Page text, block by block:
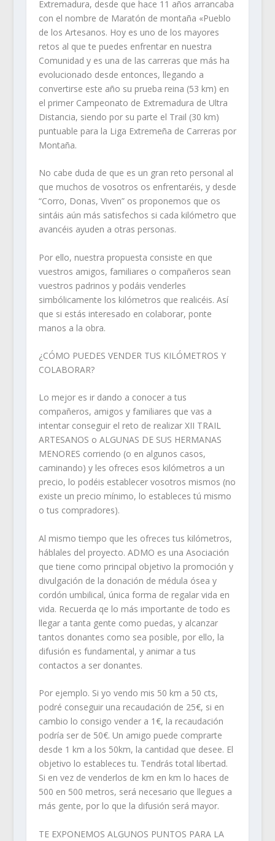
Extremadura, desde que hace 11 años arrancaba
con el nombre de Maratón de montaña «Pueblo
de los Artesanos. Hoy es uno de los mayores
retos al que te puedes enfrentar en nuestra
Comunidad y es una de las carreras que más ha
evolucionado desde entonces, llegando a
convertirse este año su prueba reina (53 km) en
el primer Campeonato de Extremadura de Ultra
Distancia, siendo por su parte el Trail (30 km)
puntuable para la Liga Extremeña de Carreras por
Montaña.
No cabe duda de que es un gran reto personal al
que muchos de vosotros os enfrentaréis, y desde
“Corro, Donas, Viven” os proponemos que os
sintáis aún más satisfechos si cada kilómetro que
avancéis ayuden a otras personas.
Por ello, nuestra propuesta consiste en que
vuestros amigos, familiares o compañeros sean
vuestros padrinos y podáis venderles
simbólicamente los kilómetros que realicéis. Así
que si estás interesado en colaborar, ponte
manos a la obra.
¿CÓMO PUEDES VENDER TUS KILÓMETROS Y
COLABORAR?
Lo mejor es ir dando a conocer a tus
compañeros, amigos y familiares que vas a
intentar conseguir el reto de realizar XII TRAIL
ARTESANOS o ALGUNAS DE SUS HERMANAS
MENORES corriendo (o en algunos casos,
caminando) y les ofreces esos kilómetros a un
precio, lo podéis establecer vosotros mismos (no
existe un precio mínimo, lo estableces tú mismo
o tus compradores).
Al mismo tiempo que les ofreces tus kilómetros,
háblales del proyecto. ADMO es una Asociación
que tiene como principal objetivo la promoción y
divulgación de la donación de médula ósea y
cordón umbilical, única forma de regalar vida en
vida. Recuerda qe lo más importante de todo es
llegar a tanta gente como puedas, y alcanzar
tantos donantes como sea posible, por ello, la
difusión es fundamental, y animar a tus
contactos a ser donantes.
Por ejemplo. Si yo vendo mis 50 km a 50 cts,
podré conseguir una recaudación de 25€, si en
cambio lo consigo vender a 1€, la recaudación
podría ser de 50€. Un amigo puede comprarte
desde 1 km a los 50km, la cantidad que desee. El
objetivo lo estableces tu. Tendrás total libertad.
Si en vez de venderlos de km en km lo haces de
500 en 500 metros, será necesario que llegues a
más gente, por lo que la difusión será mayor.
TE EXPONEMOS ALGUNOS PUNTOS PARA LA